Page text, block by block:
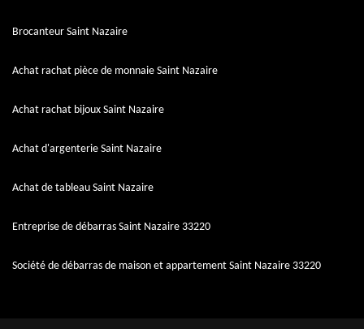
Brocanteur Saint Nazaire
Achat rachat pièce de monnaie Saint Nazaire
Achat rachat bijoux Saint Nazaire
Achat d'argenterie Saint Nazaire
Achat de tableau Saint Nazaire
Entreprise de débarras Saint Nazaire 33220
Société de débarras de maison et appartement Saint Nazaire 33220